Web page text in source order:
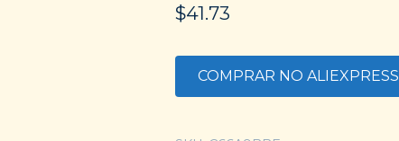
$41.73
COMPRAR NO ALIEXPRESS